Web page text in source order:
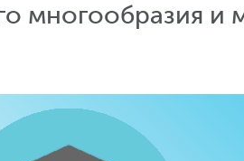
многообразия и